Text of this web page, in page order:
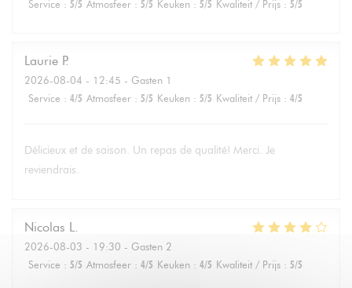
Service : 5/5 Atmosfeer : 5/5 Keuken : 5/5 Kwaliteit / Prijs : 5/5
Laurie P
2026-08-04 - 12:45 - Gasten 1
Service : 4/5 Atmosfeer : 5/5 Keuken : 5/5 Kwaliteit / Prijs : 4/5
Délicieux et de saison. Un repas de qualité! Merci. Je
reviendrais.
Nicolas L
2026-08-03 - 19:30 - Gasten 2
Service : 5/5 Atmosfeer : 4/5 Keuken : 4/5 Kwaliteit / Prijs : 5/5